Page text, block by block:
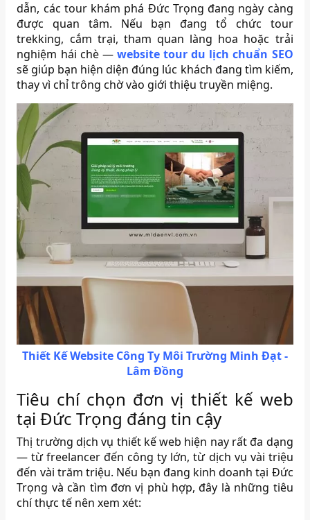
dẫn, các tour khám phá Đức Trọng đang ngày càng
được quan tâm. Nếu bạn đang tổ chức tour
trekking, cắm trại, tham quan làng hoa hoặc trải
nghiệm hái chè — website tour du lịch chuẩn SEO
sẽ giúp bạn hiện diện đúng lúc khách đang tìm kiếm,
thay vì chỉ trông chờ vào giới thiệu truyền miệng.
Thiết Kế Website Công Ty Môi Trường Minh Đạt -
Lâm Đồng
Tiêu chí chọn đơn vị thiết kế web
tại Đức Trọng đáng tin cậy
Thị trường dịch vụ thiết kế web hiện nay rất đa dạng
— từ freelancer đến công ty lớn, từ dịch vụ vài triệu
đến vài trăm triệu. Nếu bạn đang kinh doanh tại Đức
Trọng và cần tìm đơn vị phù hợp, đây là những tiêu
chí thực tế nên xem xét: